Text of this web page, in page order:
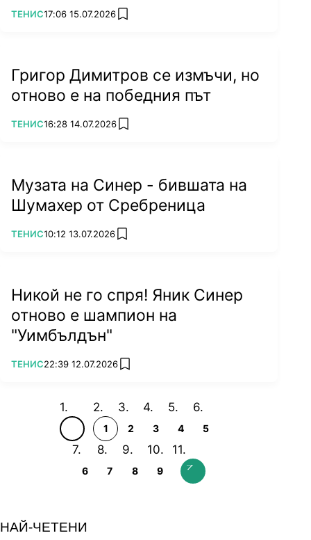
ПОВЕЧЕ ОТ
ТЕНИС17:06 15.07.2026 add favorites
Григор Димитров се измъчи, но
отново е на победния път
ПОВЕЧЕ ОТ
ТЕНИС16:28 14.07.2026 add favorites
Музата на Синер - бившата на
Шумахер от Сребреница
ПОВЕЧЕ ОТ
ТЕНИС10:12 13.07.2026 add favorites
Никой не го спря! Яник Синер
отново е шампион на
"Уимбълдън"
ПОВЕЧЕ ОТ
ТЕНИС22:39 12.07.2026 add favorites
1 2 3 4 5
6 7 8 9
НАЙ-ЧЕТЕНИ